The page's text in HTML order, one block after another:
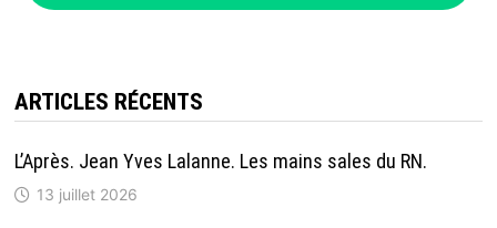
ARTICLES RÉCENTS
L’Après. Jean Yves Lalanne. Les mains sales du RN.
13 juillet 2026